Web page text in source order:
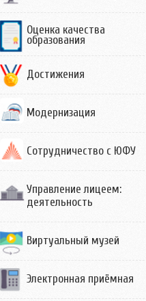
Оценка качества
образования
Достижения
Модернизация
Сотрудничество с ЮФУ
Управление лицеем:
деятельность
Виртуальный музей
Электронная приёмная